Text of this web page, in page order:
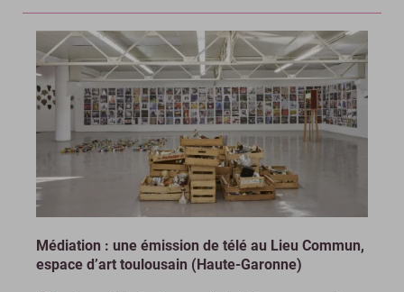
Médiation : une émission de télé au Lieu Commun,
espace d’art toulousain (Haute-Garonne)